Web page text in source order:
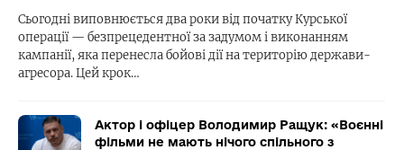
Сьогодні виповнюється два роки від початку Курської
операції — безпрецедентної за задумом і виконанням
кампанії, яка перенесла бойові дії на територію держави-
агресора. Цей крок…
Актор і офіцер Володимир Ращук: «Воєнні
фільми не мають нічого спільного з